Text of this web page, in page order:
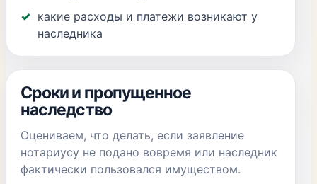
какие расходы и платежи возникают у
наследника
Сроки и пропущенное
наследство
Оцениваем, что делать, если заявление
нотариусу не подано вовремя или наследник
фактически пользовался имуществом.